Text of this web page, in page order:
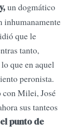
un dogmático
inhumanamente
que le
tanto,
que en aquel
peronista.
con Milei, José
sus tanteos
punto de